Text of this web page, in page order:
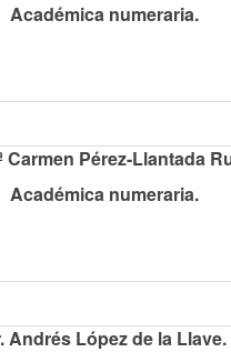
Académica numeraria.
Carmen Pérez-Llantada
Académica numeraria.
Andrés López de la Llave.